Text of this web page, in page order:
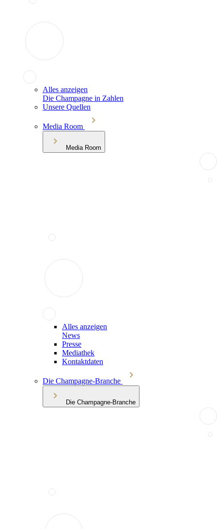
Alles anzeigen
Die Champagne in Zahlen
Unsere Quellen
Media Room
Media Room
Alles anzeigen
News
Presse
Mediathek
Kontaktdaten
Die Champagne-Branche
Die Champagne-Branche